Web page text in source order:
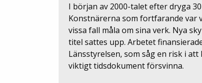
I början av 2000-talet efter dryga
Konstnärerna som fortfarande var
vissa fall måla om sina verk. Nya
titel sattes upp. Arbetet
Länsstyrelsen, som såg en risk i
viktigt tidsdokument försvinna.